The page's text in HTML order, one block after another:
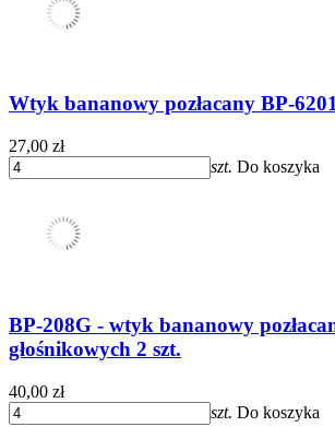
Wtyk bananowy pozłacany BP-
27,00 zł
szt. Do koszyka
BP-208G - wtyk bananowy
głośnikowych 2 szt.
40,00 zł
szt. Do koszyka